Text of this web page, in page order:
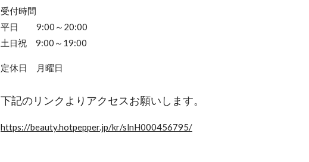
受付時間
平日 9:00～20:00
土 日祝 9:00～19:00
定休日 月曜日
下記のリンクよりアクセスお願いします。
https://beauty.hotpepper.jp/kr/slnH000456795/